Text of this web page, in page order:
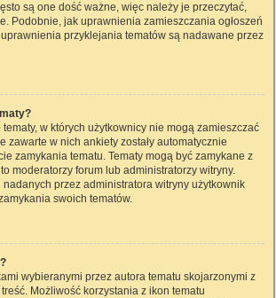
są one dość ważne, więc należy je przeczytać,
Podobnie, jak uprawnienia zamieszczania ogłoszeń
przyklejania tematów są nadawane przez
w których użytkownicy nie mogą zamieszczać
zawarte w nich ankiety zostały automatycznie
zamykania tematu. Tematy mogą być zamykane z
moderatorzy forum lub administratorzy witryny.
przez administratora witryny użytkownik
swoich tematów.
wybieranymi przez autora tematu skojarzonymi z
Możliwość korzystania z ikon tematu